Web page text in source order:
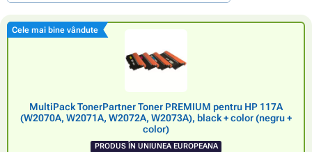
Cele mai bine vândute
MultiPack TonerPartner Toner PREMIUM pentru HP 117A
(W2070A, W2071A, W2072A, W2073A), black + color (negru +
color)
PRODUS ÎN UNIUNEA EUROPEANA